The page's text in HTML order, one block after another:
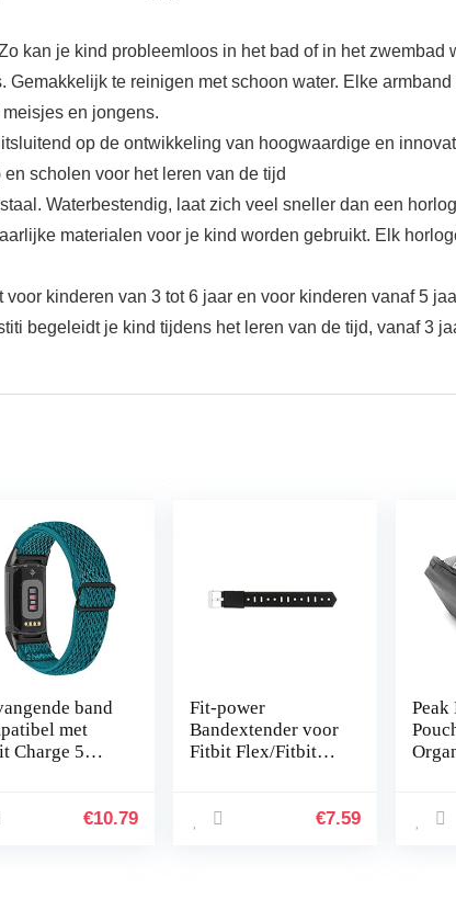
kan je kind probleemloos in het bad of in het zwembad
te reinigen met schoon water. Elke
en jongens.
op de ontwikkeling van hoogwaardige en
scholen voor het leren van de tijd
Waterbestendig, laat zich veel sneller dan een
materialen voor je kind worden gebruikt. Elk
kinderen van 3 tot 6 jaar en voor kinderen vanaf 5
begeleidt je kind tijdens het leren van de tijd, vanaf 3
band
met
Charge 5
€10.79
Fit-power
Bandextender voor
Fitbit Flex/Fitbit
bevestigingsring,
€7.59
Peak